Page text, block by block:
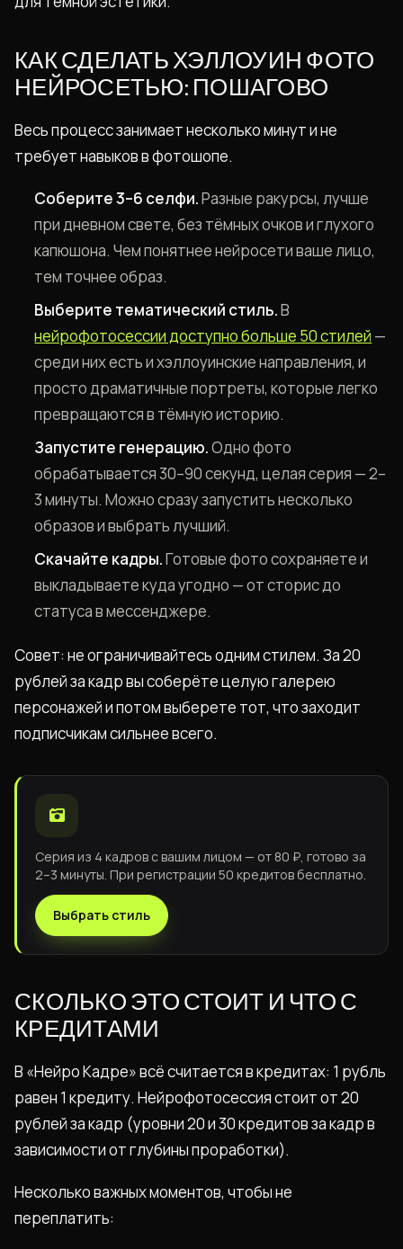
КАК СДЕЛАТЬ ХЭЛЛОУИН ФОТО
НЕЙРОСЕТЬЮ: ПОШАГОВО
Весь процесс занимает несколько минут и не
требует навыков в фотошопе.
Соберите 3–6 селфи.Разные ракурсы, лучше
при дневном свете, без тёмных очков и глухого
капюшона. Чем понятнее нейросети ваше лицо,
тем точнее образ.
Выберите тематический стиль.В
нейрофотосессии доступно больше 50 стилей —
среди них есть и хэллоуинские направления, и
просто драматичные портреты, которые легко
превращаются в тёмную историю.
Запустите генерацию.Одно фото
обрабатывается 30–90 секунд, целая серия — 2–
3 минуты. Можно сразу запустить несколько
образов и выбрать лучший.
Скачайте кадры.Готовые фото сохраняете и
выкладываете куда угодно — от сторис до
статуса в мессенджере.
Совет: не ограничивайтесь одним стилем. За 20
рублей за кадр вы соберёте целую галерею
персонажей и потом выберете тот, что заходит
подписчикам сильнее всего.
Серия из 4 кадров с вашим лицом — от 80 ₽, готово за
2–3 минуты. При регистрации 50 кредитов бесплатно.
Выбрать стиль
СКОЛЬКО ЭТО СТОИТ И ЧТО С
КРЕДИТАМИ
В «Нейро Кадре» всё считается в кредитах: 1 рубль
равен 1 кредиту. Нейрофотосессия стоит от 20
рублей за кадр (уровни 20 и 30 кредитов за кадр в
зависимости от глубины проработки).
Несколько важных моментов, чтобы не
переплатить: